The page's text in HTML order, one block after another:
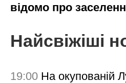
відомо про
Найсвіжіші
19:00 На окупованій